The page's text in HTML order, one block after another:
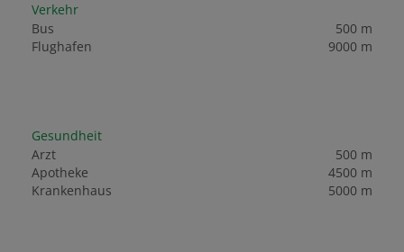
Verkehr
Bus
500 m
Flughafen
9000 m
Gesundheit
Arzt
500 m
Apotheke
4500 m
Krankenhaus
5000 m